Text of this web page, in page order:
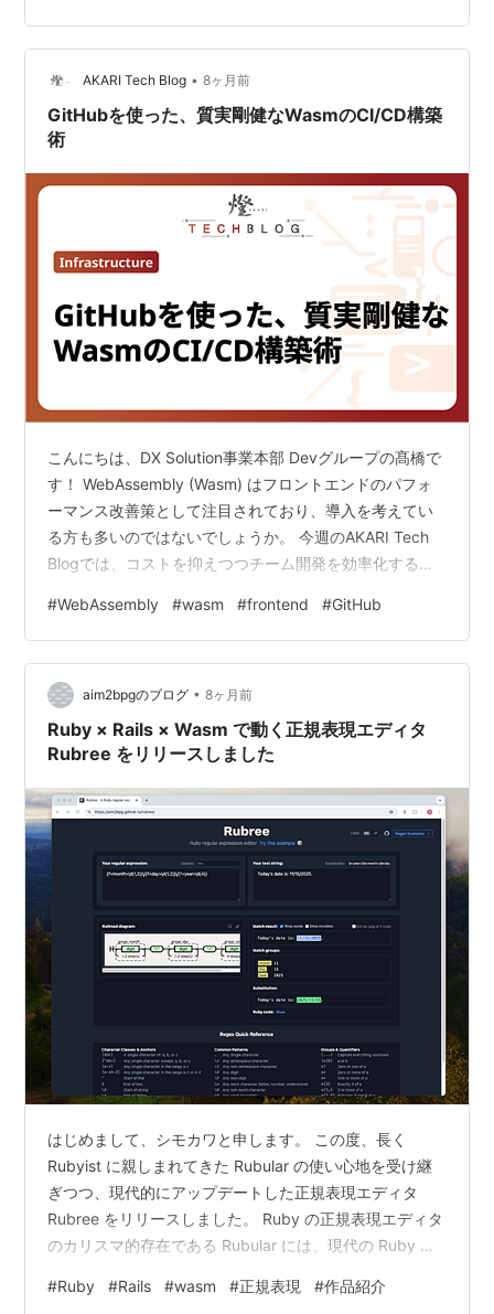
た。分かる方は分かるかと思いますが、タイトルもかな
りヒロアカに引っ張られています。 アイコン決まらない
問題 先…AKARI Tech Blog • 8ヶ月前
GitHubを使った、質実剛健なWasmのCI/CD構築
術
こんにちは、DX Solution事業本部 Devグループの髙橋で
す！ WebAssembly (Wasm) はフロントエンドのパフォ
ーマンス改善策として注目されており、導入を考えてい
る方も多いのではないでしょうか。 今週のAKARI Tech
Blogでは、コストを抑えつつチーム開発を効率化する質
する Wasm CI/CDの概念図 なぜWasm？ 結論、Github
Actions x Release Assets がオススメ！ GitHub Release
と Assets について Github ActionsでWasmをビルド&…
#WebAssembly #wasm #frontend #GitHub
aim2bpgのブログ • 8ヶ月前
Ruby × Rails × Wasm で動く正規表現エディタ
Rubree をリリースしました
はじめまして、シモカワと申します。 この度、長く
Rubyist に親しまれてきた Rubular の使い心地を受け継
ぎつつ、現代的にアップデートした正規表現エディタ
Rubree をリリースしました。 Ruby の正規表現エディタ
のカリスマ的存在である Rubular には、現代の Ruby 環
た。 古い Ruby バージョン上で動作している（執筆時点
#Ruby #Rails #wasm #正規表現 #作品紹介